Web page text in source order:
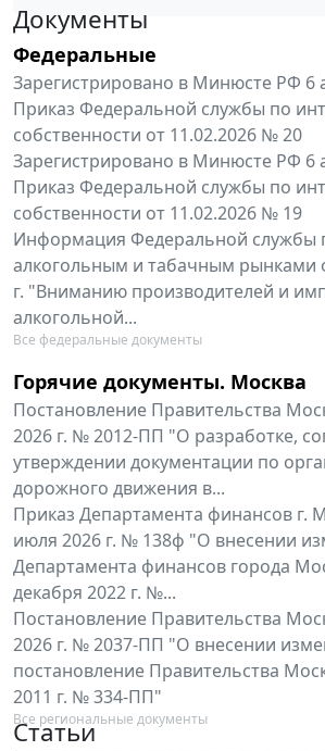
Документы
Федеральные
Зарегистрировано в Минюсте РФ 6
Приказ Федеральной службы по
собственности от 11.02.2026 № 20
Зарегистрировано в Минюсте РФ 6
Приказ Федеральной службы по
собственности от 11.02.2026 № 19
Информация Федеральной службы
алкогольным и табачным рынками
г. "Вниманию производителей и
алкогольной...
Все федеральные документы
Горячие документы. Москва
Постановление Правительства
2026 г. № 2012-ПП "О разработке,
утверждении документации по
дорожного движения в...
Приказ Департамента финансов г.
июля 2026 г. № 138ф "О внесении
Департамента финансов города
декабря 2022 г. №...
Постановление Правительства
2026 г. № 2037-ПП "О внесении
постановление Правительства
2011 г. № 334-ПП"
Все региональные документы
Статьи